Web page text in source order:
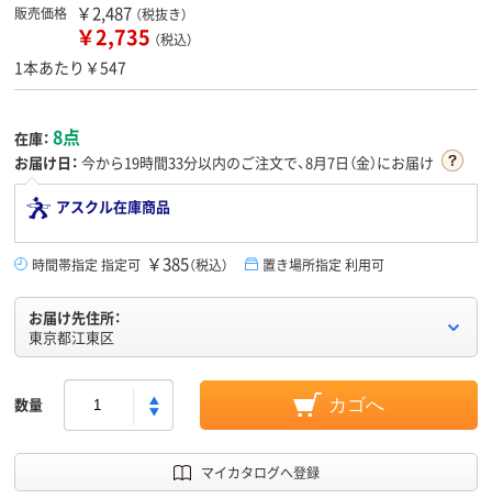
販売価格 ￥2,487 （税抜き）
￥2,735 （税込）
1本あたり￥547
在庫： 8点
お届け日： 今から19時間33分以内のご注文で、8月7日（金）にお届け
アスクル在庫商品
時間帯指定 指定可 ￥385（税込） 置き場所指定 利用可
お届け先住所：
東京都江東区
数量 カゴへ
マイカタログへ登録